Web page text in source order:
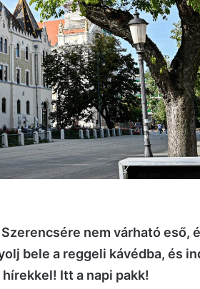
nem várható eső,
bele a reggeli kávédba, és
Itt a napi pakk!